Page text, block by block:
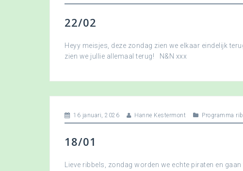
22/02
Heyy meisjes, deze zondag zien we elkaar eindelijk
zien we jullie allemaal terug! N&N xxx
16 januari, 2026 Hanne Kestermont Programma
18/01
Lieve ribbels, zondag worden we echte piraten en